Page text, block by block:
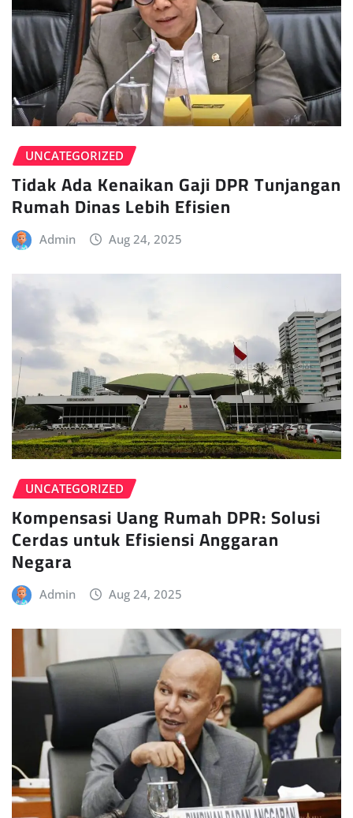
UNCATEGORIZED
Tidak Ada Kenaikan Gaji DPR Tunjangan
Rumah Dinas Lebih Efisien
Admin Aug 24, 2025
UNCATEGORIZED
Kompensasi Uang Rumah DPR: Solusi
Cerdas untuk Efisiensi Anggaran
Negara
Admin Aug 24, 2025